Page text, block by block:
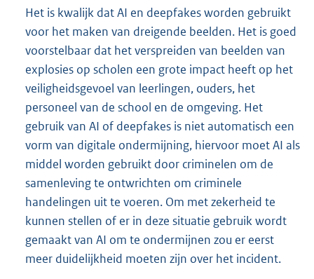
Het is kwalijk dat AI en deepfakes worden gebruikt
voor het maken van dreigende beelden. Het is goed
voorstelbaar dat het verspreiden van beelden van
explosies op scholen een grote impact heeft op het
veiligheidsgevoel van leerlingen, ouders, het
personeel van de school en de omgeving. Het
gebruik van AI of deepfakes is niet automatisch een
vorm van digitale ondermijning, hiervoor moet AI als
middel worden gebruikt door criminelen om de
samenleving te ontwrichten om criminele
handelingen uit te voeren. Om met zekerheid te
kunnen stellen of er in deze situatie gebruik wordt
gemaakt van AI om te ondermijnen zou er eerst
meer duidelijkheid moeten zijn over het incident.